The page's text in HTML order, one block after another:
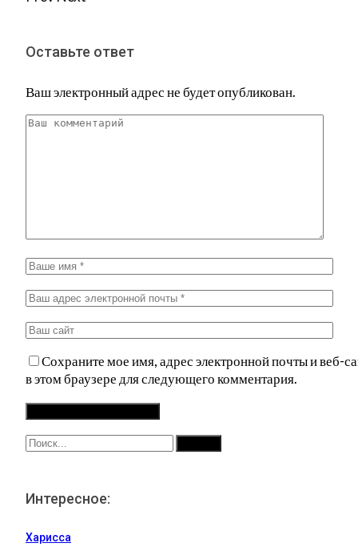
Оставьте ответ
Ваш электронный адрес не будет опубликован.
Сохраните мое имя, адрес электронной почты и веб-
в этом браузере для следующего комментария.
Интересное:
Харисса